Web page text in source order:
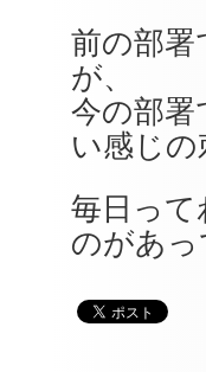
前の部
が、
今の部
い感じの
毎日っ
のがあっ